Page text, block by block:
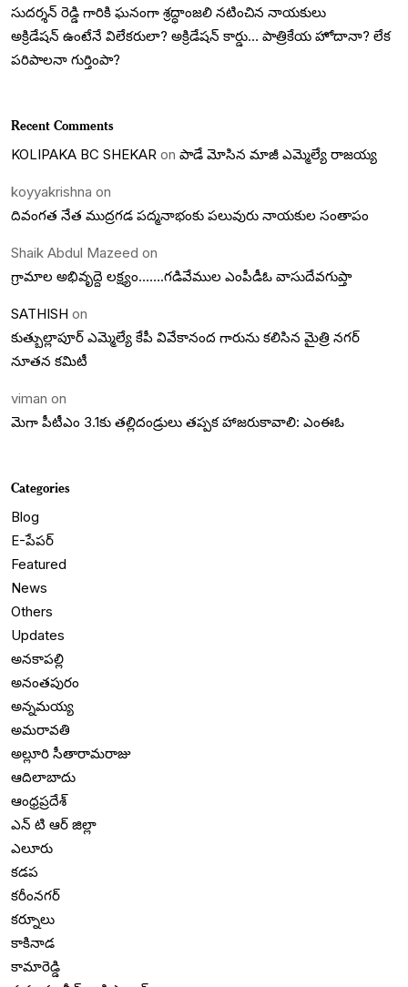
సుదర్శన్ రెడ్డి గారికి ఘనంగా శ్రద్ధాంజలి నటించిన నాయకులు
అక్రిడేషన్ ఉంటేనే విలేకరులా? అక్రిడేషన్ కార్డు… పాత్రికేయ హోదానా? లేక
పరిపాలనా గుర్తింపా?
Recent Comments
KOLIPAKA BC SHEKAR on పాడే మోసిన మాజీ ఎమ్మెల్యే రాజయ్య
koyyakrishna on
దివంగత నేత ముద్రగడ పద్మనాభంకు పలువురు నాయకుల సంతాపం
Shaik Abdul Mazeed on
గ్రామాల అభివృద్దె లక్ష్యం…….గడివేముల ఎంపీడీఓ వాసుదేవగుప్తా
SATHISH on
కుత్బుల్లాపూర్ ఎమ్మెల్యే కేపీ వివేకానంద గారును కలిసిన మైత్రి నగర్
నూతన కమిటీ
viman on
మెగా పీటీఎం 3.1కు తల్లిదండ్రులు తప్పక హాజరుకావాలి: ఎంఈఓ
Categories
Blog
E-పేపర్
Featured
News
Others
Updates
అనకాపల్లి
అనంతపురం
అన్నమయ్య
అమరావతి
అల్లూరి సీతారామరాజు
ఆదిలాబాదు
ఆంధ్రప్రదేశ్
ఎన్ టి ఆర్ జిల్లా
ఎలూరు
కడప
కరీంనగర్
కర్నూలు
కాకినాడ
కామారెడ్డి